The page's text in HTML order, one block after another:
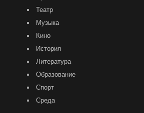
Театр
Музыка
Кино
История
Литература
Образование
Спорт
Среда